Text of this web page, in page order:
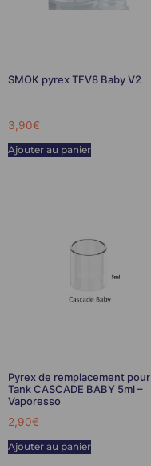
SMOK pyrex TFV8 Baby V2
3,90€
Ajouter au panier
Pyrex de remplacement pour
Tank CASCADE BABY 5ml –
Vaporesso
2,90€
Ajouter au panier